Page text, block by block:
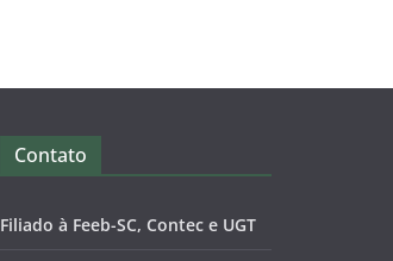
Contato
Filiado à Feeb-SC, Contec e UGT